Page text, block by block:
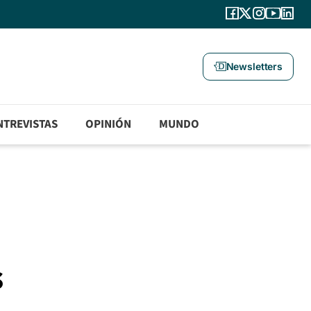
Newsletters
OPINIÓN MUNDO